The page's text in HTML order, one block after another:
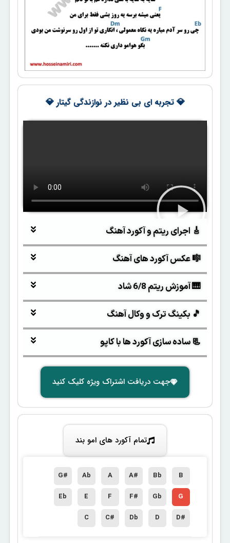
💎 تجربه ای بی نظیر در نوازندگی گیتار 💎
🎸 اجرای ریتم و آکورد آهنگ
🎼 عکس آکورد های آهنگ
🎹 آموزش ریتم 6/8 شاد
🎵 بکینگ ترک و وکال آهنگ
📃 ساده سازی آکورد ها با کاپو
جهت دریافت اشتراک ویژه کلیک کنید
تمام آکورد های امو بند
B
Bb
A#
A
Ab
G#
G
Gb
F#
F
E
Eb
D#
D
Db
C#
C